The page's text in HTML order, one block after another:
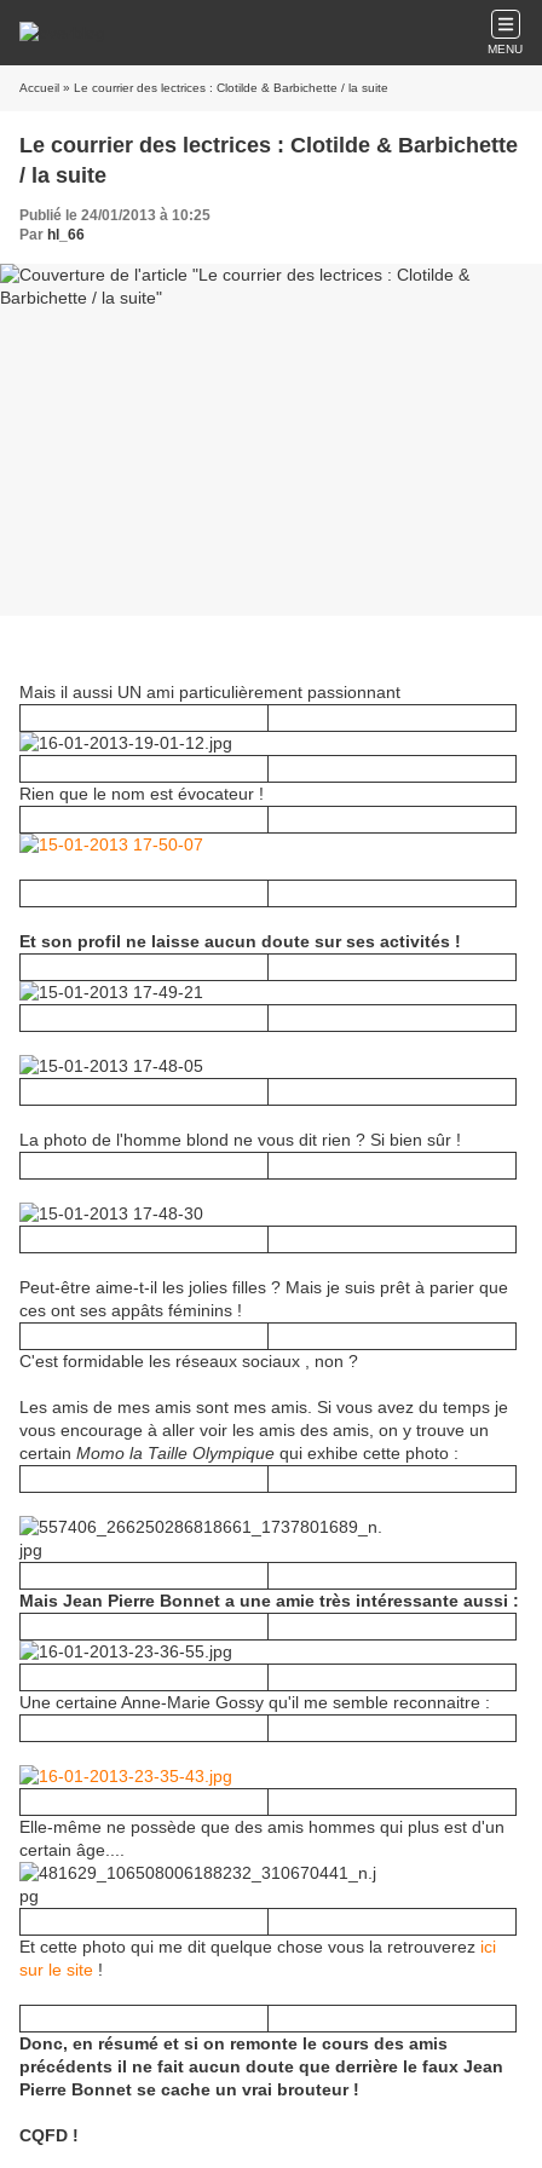
MENU
Accueil » Le courrier des lectrices : Clotilde & Barbichette / la suite
Le courrier des lectrices : Clotilde & Barbichette
/ la suite
Publié le 24/01/2013 à 10:25
Par hl_66
Mais il aussi UN ami particulièrement passionnant
Rien que le nom est évocateur !
Et son profil ne laisse aucun doute sur ses activités !
La photo de l'homme blond ne vous dit rien ? Si bien sûr !
Peut-être aime-t-il les jolies filles ? Mais je suis prêt à parier que
ces ont ses appâts féminins !
C'est formidable les réseaux sociaux , non ?
Les amis de mes amis sont mes amis. Si vous avez du temps je
vous encourage à aller voir les amis des amis, on y trouve un
certain Momo la Taille Olympique qui exhibe cette photo :
Mais Jean Pierre Bonnet a une amie très intéressante aussi :
Une certaine Anne-Marie Gossy qu'il me semble reconnaitre :
Elle-même ne possède que des amis hommes qui plus est d'un
certain âge....
Et cette photo qui me dit quelque chose vous la retrouverez ici
sur le site !
Donc, en résumé et si on remonte le cours des amis
précédents il ne fait aucun doute que derrière le faux Jean
Pierre Bonnet se cache un vrai brouteur !
CQFD !